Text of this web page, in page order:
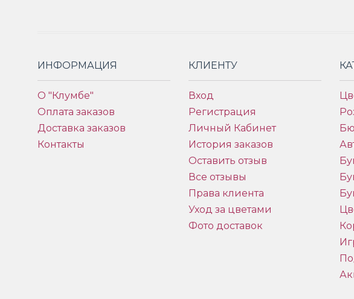
ИНФОРМАЦИЯ
О "Клумбе"
Оплата заказов
Доставка заказов
Контакты
КЛИЕНТУ
Вход
Регистрация
Личный Кабинет
История заказов
Оставить отзыв
Все отзывы
Права клиента
Уход за цветами
Фото доставок